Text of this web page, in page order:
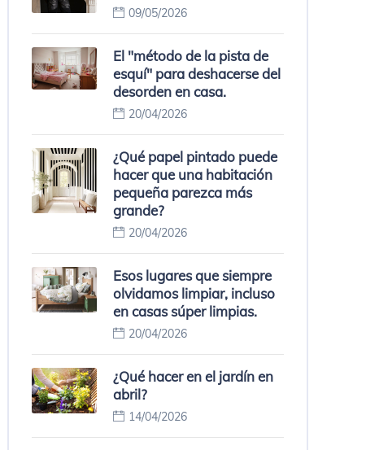
09/05/2026
El "método de la pista de
esquí" para deshacerse del
desorden en casa.
20/04/2026
¿Qué papel pintado puede
hacer que una habitación
pequeña parezca más
grande?
20/04/2026
Esos lugares que siempre
olvidamos limpiar, incluso
en casas súper limpias.
20/04/2026
¿Qué hacer en el jardín en
abril?
14/04/2026